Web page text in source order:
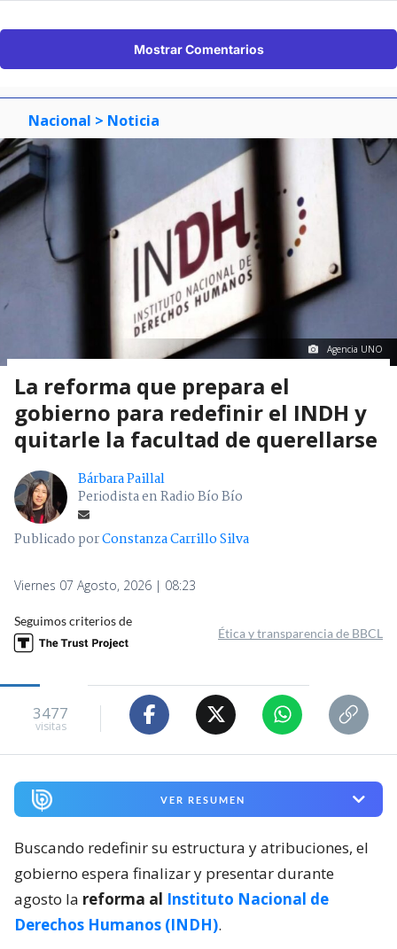
Mostrar Comentarios
Nacional > Noticia
Agencia UNO
La reforma que prepara el
gobierno para redefinir el INDH y
quitarle la facultad de querellarse
Bárbara Paillal
Periodista en Radio Bío Bío
Publicado porConstanza Carrillo Silva
Viernes 07 Agosto, 2026 | 08:23
Seguimos criterios de
Ética y transparencia de BBCL
3477
visitas
VER RESUMEN
Buscando redefinir su estructura y atribuciones, el
gobierno espera finalizar y presentar durante
agosto la reforma al Instituto Nacional de
Derechos Humanos (INDH).